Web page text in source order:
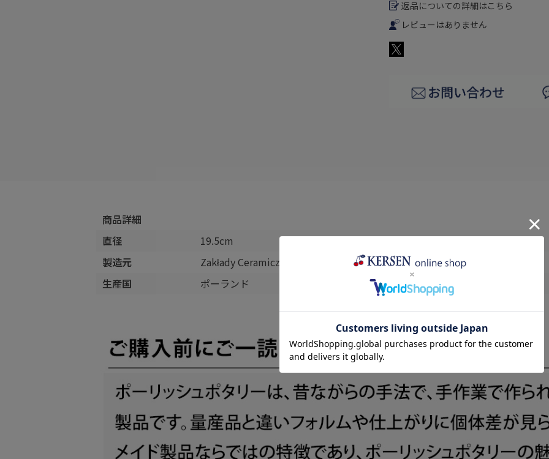
返品についての詳細はこちら
レビューはありません
商品詳細
直径
19.5cm
製造元
Zakłady Ceramiczne "BOLESŁAWIEC"(ザクワディ)
生産国
ポーランド